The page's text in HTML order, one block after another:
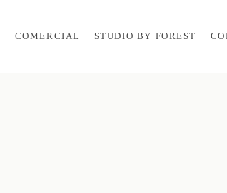
COMERCIAL STUDIO BY FOREST